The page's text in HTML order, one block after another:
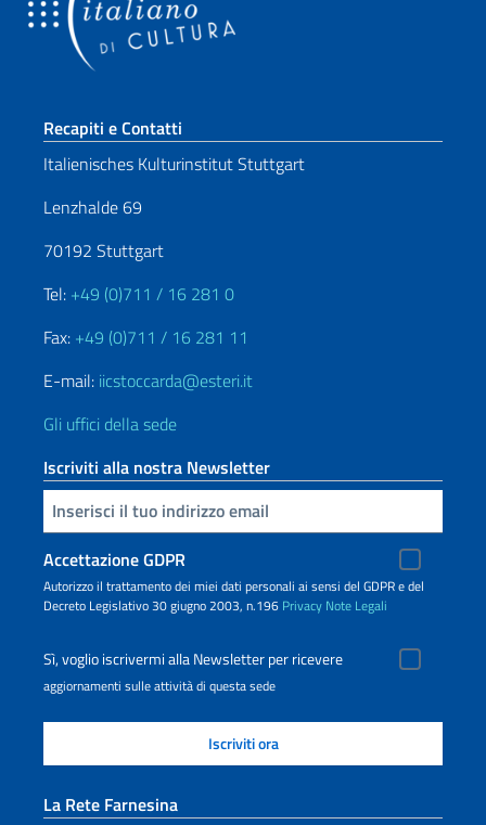
Sezione footer
Recapiti e Contatti
Italienisches Kulturinstitut Stuttgart
Lenzhalde 69
70192 Stuttgart
Tel: +49 (0)711 / 16 281 0
Fax: +49 (0)711 / 16 281 11
E-mail: iicstoccarda@esteri.it
Gli uffici della sede
Iscriviti alla nostra Newsletter
Inserisci la tua email
Accettazione GDPR
Autorizzo il trattamento dei miei dati personali ai sensi del GDPR e del
Decreto Legislativo 30 giugno 2003, n.196 Privacy Note Legali
Sì, voglio iscrivermi alla Newsletter per ricevere
aggiornamenti sulle attività di questa sede
La Rete Farnesina